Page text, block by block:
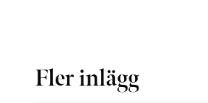
Fler inlägg